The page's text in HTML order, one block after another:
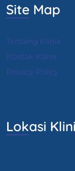
Site Map
Tentang Klinik
Kontak Kami
Privacy Policy
Lokasi